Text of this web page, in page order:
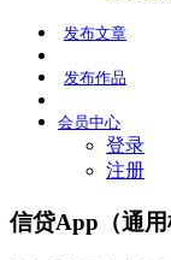
发布文章
发布作品
会员中心
登录
注册
信贷App（通